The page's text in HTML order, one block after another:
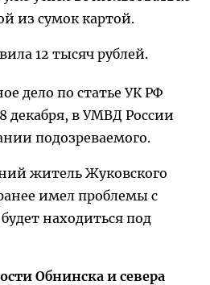
из сумок картой.
12 тысяч рублей.
дело по статье УК РФ
декабря, в УМВД России
подозреваемого.
житель Жуковского
имел проблемы с
находиться под
Обнинска и севера